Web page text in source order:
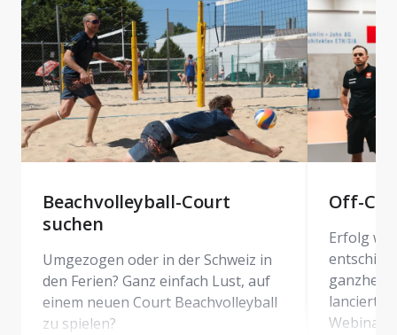
Beachvolleyball-Court
suchen
Umgezogen oder in der Schweiz in
den Ferien? Ganz einfach Lust, auf
einem neuen Court Beachvolleyball
zu spielen?
Off-
Erfolg
lanciert